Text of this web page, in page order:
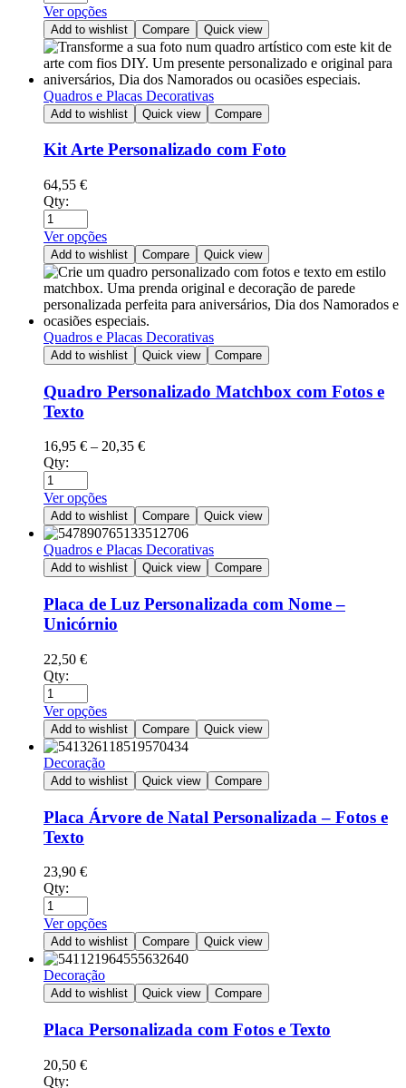
Ver opções
Add to wishlist Compare Quick view
Quadros e Placas Decorativas
Add to wishlist Quick view Compare
Kit Arte Personalizado com Foto
64,55 €
Qty:
Ver opções
Add to wishlist Compare Quick view
Quadros e Placas Decorativas
Add to wishlist Quick view Compare
Quadro Personalizado Matchbox com Fotos e
Texto
16,95 € – 20,35 €
Qty:
Ver opções
Add to wishlist Compare Quick view
Quadros e Placas Decorativas
Add to wishlist Quick view Compare
Placa de Luz Personalizada com Nome –
Unicórnio
22,50 €
Qty:
Ver opções
Add to wishlist Compare Quick view
Decoração
Add to wishlist Quick view Compare
Placa Árvore de Natal Personalizada – Fotos e
Texto
23,90 €
Qty:
Ver opções
Add to wishlist Compare Quick view
Decoração
Add to wishlist Quick view Compare
Placa Personalizada com Fotos e Texto
20,50 €
Qty: